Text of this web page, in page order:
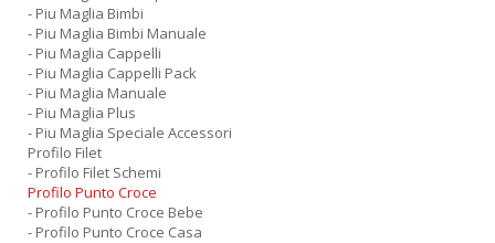
- Piu Maglia Bimbi
- Piu Maglia Bimbi Manuale
- Piu Maglia Cappelli
- Piu Maglia Cappelli Pack
- Piu Maglia Manuale
- Piu Maglia Plus
- Piu Maglia Speciale Accessori
Profilo Filet
- Profilo Filet Schemi
Profilo Punto Croce
- Profilo Punto Croce Bebe
- Profilo Punto Croce Casa